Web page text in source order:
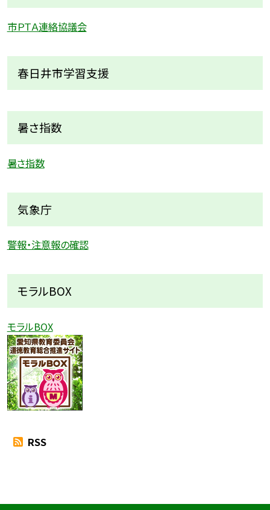
市ＰＴＡ連絡協議会
春日井市学習支援
暑さ指数
暑さ指数
気象庁
警報・注意報の確認
モラルBOX
モラルBOX
RSS